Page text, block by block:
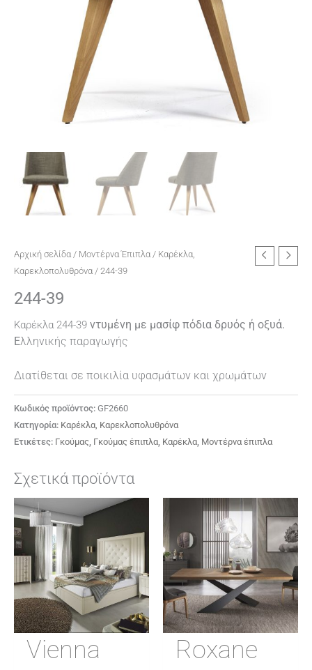
Αρχική σελίδα / Μοντέρνα Έπιπλα / Καρέκλα,
Καρεκλοπολυθρόνα / 244-39
244-39
Καρέκλα 244-39 ντυμένη με μασίφ πόδια δρυός ή οξυά.
Ελληνικής παραγωγής
Διατίθεται σε ποικιλία υφασμάτων και χρωμάτων
Κωδικός προϊόντος: GF2660
Κατηγορία: Καρέκλα, Καρεκλοπολυθρόνα
Ετικέτες: Γκούμας Γκούμας έπιπλα Καρέκλα Μοντέρνα έπιπλα
Σχετικά προϊόντα
Vienna Roxane